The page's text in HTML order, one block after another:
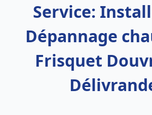
Service:
Dépannage
Frisquet